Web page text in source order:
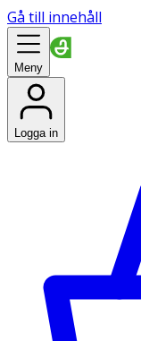
Gå till innehåll
Meny
Logga in